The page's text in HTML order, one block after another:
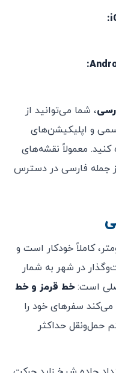
، شما می‌توانید از
و اپلیکیشن‌های
معمولاً نقشه‌های
جمله فارسی در دسترس
با طولی نزدیک به ۹۰ کیلومتر، کاملاً خودکار است و
در شهر به شمار
است:خط قرمز و خط
سفرهای خود را
حمل‌ونقل حداکثر